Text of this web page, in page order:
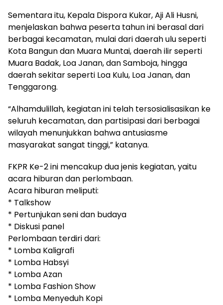
Sementara itu, Kepala Dispora Kukar, Aji Ali Husni,
menjelaskan bahwa peserta tahun ini berasal dari
berbagai kecamatan, mulai dari daerah ulu seperti
Kota Bangun dan Muara Muntai, daerah ilir seperti
Muara Badak, Loa Janan, dan Samboja, hingga
daerah sekitar seperti Loa Kulu, Loa Janan, dan
Tenggarong.
“Alhamdulillah, kegiatan ini telah tersosialisasikan ke
seluruh kecamatan, dan partisipasi dari berbagai
wilayah menunjukkan bahwa antusiasme
masyarakat sangat tinggi,” katanya.
FKPR Ke-2 ini mencakup dua jenis kegiatan, yaitu
acara hiburan dan perlombaan.
Acara hiburan meliputi:
* Talkshow
* Pertunjukan seni dan budaya
* Diskusi panel
Perlombaan terdiri dari:
* Lomba Kaligrafi
* Lomba Habsyi
* Lomba Azan
* Lomba Fashion Show
* Lomba Menyeduh Kopi